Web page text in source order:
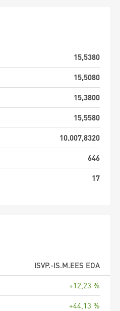
15,5380
15,5080
15,3800
15,5580
10.007,8320
646
17
ISVP.-IS.M.EES EOA
+12,23 %
+44,13 %